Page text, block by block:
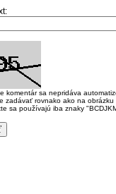
komentár sa nepridáva
zadávať rovnako ako na
sa používajú iba znaky